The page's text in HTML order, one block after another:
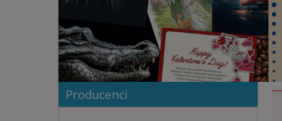
Producenci